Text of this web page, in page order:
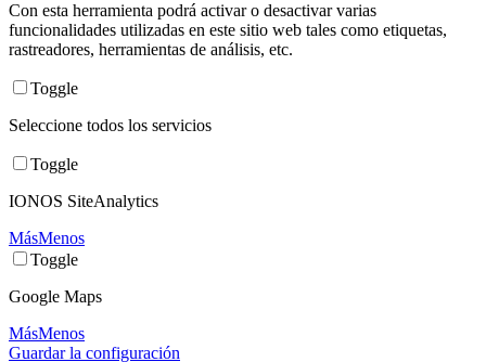
Con esta herramienta podrá activar o desactivar varias
funcionalidades utilizadas en este sitio web tales como etiquetas,
rastreadores, herramientas de análisis, etc.
Toggle
Seleccione todos los servicios
Toggle
IONOS SiteAnalytics
MásMenos
Toggle
Google Maps
MásMenos
Guardar la configuración